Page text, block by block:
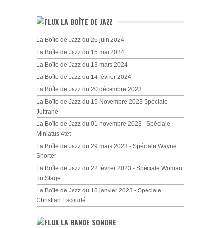
LA BOÎTE DE JAZZ
La Boîte de Jazz du 26 juin 2024
La Boîte de Jazz du 15 mai 2024
La Boîte de Jazz du 13 mars 2024
La Boîte de Jazz du 14 février 2024
La Boîte de Jazz du 20 décembre 2023
La Boîte de Jazz du 15 Novembre 2023 Spéciale
Jultrane
La Boîte de Jazz du 01 novembre 2023 - Spéciale
Miniatus 4tet
La Boîte de Jazz du 29 mars 2023 - Spéciale Wayne
Shorter
La Boîte de Jazz du 22 février 2023 - Spéciale Woman
on Stage
La Boîte de Jazz du 18 janvier 2023 - Spéciale
Christian Escoudé
LA BANDE SONORE